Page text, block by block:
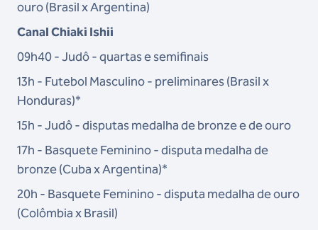
ouro (Brasil x Argentina)
Canal Chiaki Ishii
09h40 - Judô - quartas e semifinais
13h - Futebol Masculino - preliminares (Brasil x
Honduras)*
15h - Judô - disputas medalha de bronze e de ouro
17h - Basquete Feminino - disputa medalha de
bronze (Cuba x Argentina)*
20h - Basquete Feminino - disputa medalha de ouro
(Colômbia x Brasil)